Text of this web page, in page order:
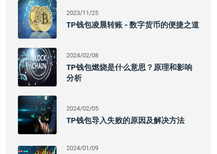
2023/11/25
TP钱包凌晨转账 - 数字货币的便捷之道
2024/02/08
TP钱包燃烧是什么意思？原理和影响
分析
2024/02/05
TP钱包导入失败的原因及解决方法
2024/01/09